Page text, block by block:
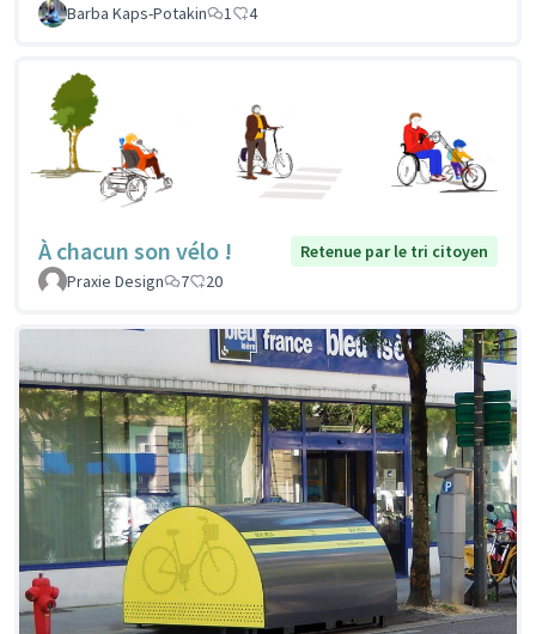
Barba Kaps-Potakin 1 4
À chacun son vélo !
Retenue par le tri citoyen
Praxie Design
7 20